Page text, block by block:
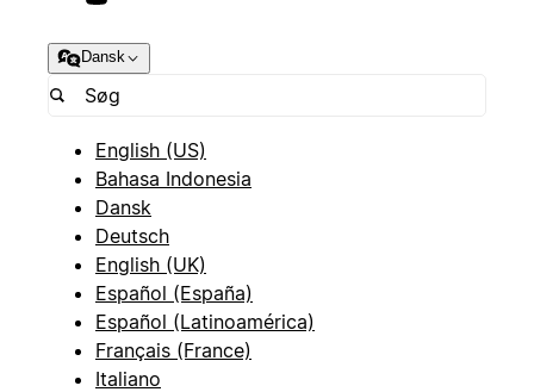
Dansk
English (US)
Bahasa Indonesia
Dansk
Deutsch
English (UK)
Español (España)
Español (Latinoamérica)
Français (France)
Italiano